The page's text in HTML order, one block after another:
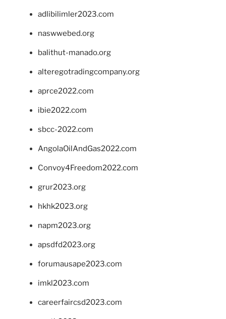
adlibilimler2023.com
naswwebed.org
balithut-manado.org
alteregotradingcompany.org
aprce2022.com
ibie2022.com
sbcc-2022.com
AngolaOilAndGas2022.com
Convoy4Freedom2022.com
grur2023.org
hkhk2023.org
napm2023.org
apsdfd2023.org
forumausape2023.com
imkl2023.com
careerfaircsd2023.com